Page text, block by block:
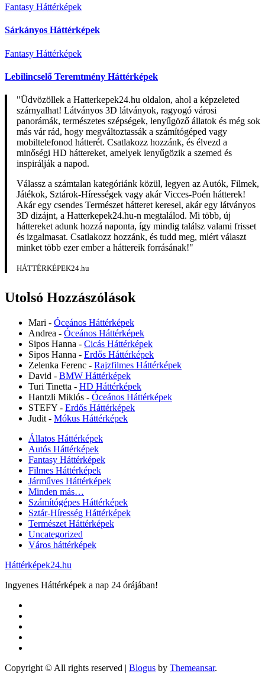
Fantasy Háttérképek
Sárkányos Háttérképek
Fantasy Háttérképek
Lebilincselő Teremtmény Háttérképek
"Üdvözöllek a Hatterkepek24.hu oldalon, ahol a képzeleted
szárnyalhat! Látványos 3D látványok, ragyogó városi
panorámák, természetes szépségek, lenyűgöző állatok és még sok
más vár rád, hogy megváltoztassák a számítógéped vagy
mobiltelefonod hátterét. Csatlakozz hozzánk, és élvezd a
minőségi HD háttereket, amelyek lenyűgözik a szemed és
inspirálják a napod.
Válassz a számtalan kategóriánk közül, legyen az Autók, Filmek,
Játékok, Sztárok-Hírességek vagy akár Vicces-Poén hátterek!
Akár egy csendes Természet hátteret keresel, akár egy látványos
3D dizájnt, a Hatterkepek24.hu-n megtalálod. Mi több, új
háttereket adunk hozzá naponta, így mindig találsz valami frisset
és izgalmasat. Csatlakozz hozzánk, és tudd meg, miért választ
minket több ezer ember a háttereik forrásának!"
HÁTTÉRKÉPEK24.hu
Utolsó Hozzászólások
Mari - Óceános Háttérképek
Andrea - Óceános Háttérképek
Sipos Hanna - Cicás Háttérképek
Sipos Hanna - Erdős Háttérképek
Zelenka Ferenc - Rajzfilmes Háttérképek
David - BMW Háttérképek
Turi Tinetta - HD Háttérképek
Hantzli Miklós - Óceános Háttérképek
STEFY - Erdős Háttérképek
Judit - Mókus Háttérképek
Állatos Háttérképek
Autós Háttérképek
Fantasy Háttérképek
Filmes Háttérképek
Járműves Háttérképek
Minden más…
Számítógépes Háttérképek
Sztár-Híresség Háttérképek
Természet Háttérképek
Uncategorized
Város háttérképek
Háttérképek24.hu
Ingyenes Háttérképek a nap 24 órájában!
Copyright © All rights reserved | Blogus by Themeansar.